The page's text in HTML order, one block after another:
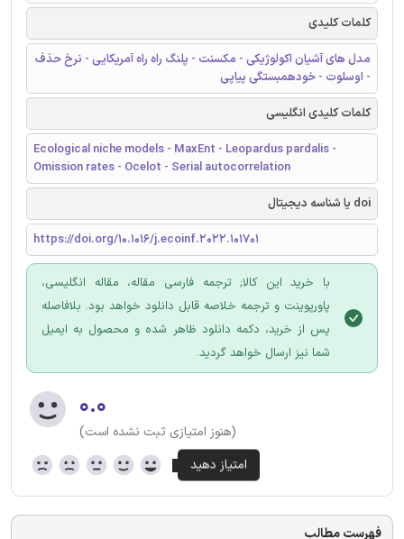
کلمات کلیدی
مدل های آشیان اکولوژیکی - مکسنت - پلنگ راه راه آمریکایی - نرخ حذف
- اوسلوت - خودهمبستگی پیاپی
کلمات کلیدی انگلیسی
Ecological niche models - MaxEnt - Leopardus pardalis -
Omission rates - Ocelot - Serial autocorrelation
doi یا شناسه دیجیتال
https://doi.org/10.1016/j.ecoinf.2022.101701
با خرید این کالا; ترجمه فارسی مقاله، مقاله انگلیسی،
پاورپوینت و ترجمه خلاصه قابل دانلود خواهد بود. بلافاصله
پس از خرید، دکمه دانلود ظاهر شده و محصول به ایمیل
شما نیز ارسال خواهد گردید.
۰.۰
(هنوز امتیازی ثبت نشده است)
فهرست مطالب